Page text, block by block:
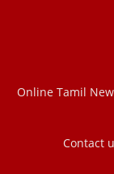
Online Tamil
Contact